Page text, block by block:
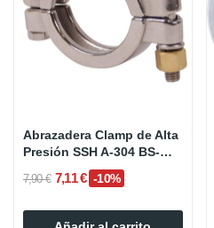
Abrazadera Clamp de Alta
Presión SSH A-304 BS-
7,90 € 7,11 € -10%